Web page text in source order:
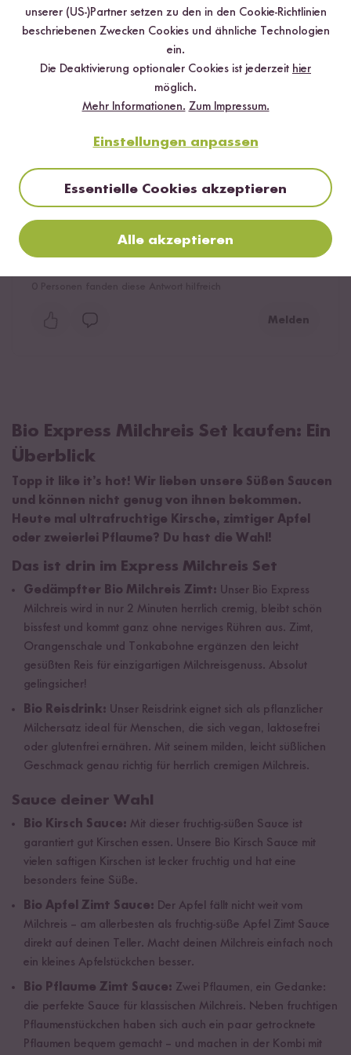
0Personen fanden diese Antwort hilfreich
12.02.2026
Ich bin ein absoluter Milchreis Lover und mithilfe dieses
Sets bekomme ich in kürzester Zeit ein wirklich tolles
Ergebnis. Sonst dauerte mir der Prozess leider oft
einfach zu lang und dieses Set schafft es schnell und
dabei auch noch wirklich sehr lecker zu sein. Toll!
Melden
Bio Express Milchreis Set kaufen: Ein
Überblick
Topp it like it’s hot! Wir lieben unsere Süßen Saucen
und können nicht genug von ihnen bekommen.
Heute mal ultrafruchtige Kirsche, zimtiger Apfel
oder zweierlei Pflaume? Du hast die Wahl!
Das ist drin im Express Milchreis Set
Gedämpfter Bio Milchreis Zimt: Unser Bio Express
Milchreis wird in nur 2 Minuten herrlich cremig, bleibt schön
bissfest und kommt ganz ohne nerviges Rühren aus. Zimt,
Orangenschale und Tonkabohne ergänzen den leicht
gesüßten Reis für einzigartigen Milchreisgenuss. Absolut
gelingsicher!
Bio Reisdrink: Unser Reisdrink eignet sich als pflanzlicher
Milchersatz ideal für Menschen, die sich vegan, laktosefrei
oder glutenfrei ernähren. Mit seinem milden, leicht süßlichen
Geschmack genau richtig für herrlich cremigen Milchreis.
Sauce deiner Wahl
Bio Kirsch Sauce: Mit dieser fruchtig-süßen Sauce ist
garantiert gut Kirschen essen. Unsere Bio Kirsch Sauce mit
vielen saftigen Kirschen ist lecker fruchtig und hat eine
besonders feine Süße.
Bio Apfel Zimt Sauce: Der Apfel fällt nicht weit vom
Milchreis – am allerbesten als fruchtig-süße Apfel Zimt Sauce
direkt auf deinen Teller. Macht deinen Milchreis einfach noch
ein kleines Apfelstückchen besser.
Bio Pflaume Zimt Sauce: Zwei Pflaumen, ein Gedanke:
die perfekte Sauce für klassischen Milchreis. Neben fruchtigen
Pflaumenstückchen haben sich auch ein paar getrocknete
Pflaumen bequem gemacht – und machen in der Kombi mit
unserer (US-)Partner setzen zu den in den Cookie-Richtlinien
beschriebenen Zwecken Cookies und ähnliche Technologien
ein.
Die Deaktivierung optionaler Cookies ist jederzeit hier
möglich.
Mehr Informationen. Zum Impressum.
Einstellungen anpassen
Essentielle Cookies akzeptieren
Alle akzeptieren